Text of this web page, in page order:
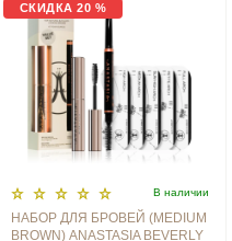
СКИДКА 20 %
В наличии
НАБОР ДЛЯ БРОВЕЙ (MEDIUM
BROWN) ANASTASIA BEVERLY